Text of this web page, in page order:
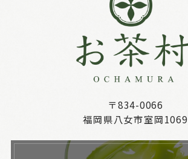
〒834-0066
福岡県八女市室岡1069